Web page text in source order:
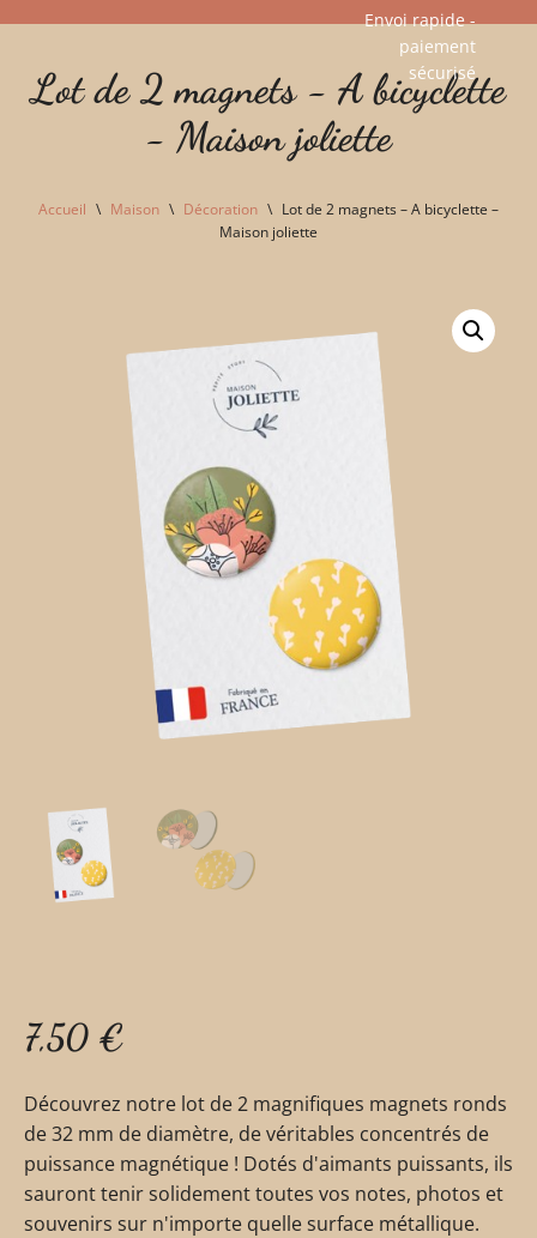
au
Envoi rapide -
paiement
sécurisé​
Lot de 2 magnets - A bicyclette
- Maison joliette
Accueil \ Maison \ Décoration \ Lot de 2 magnets – A bicyclette –
Maison joliette
7,50 €
Découvrez notre lot de 2 magnifiques magnets ronds
de 32 mm de diamètre, de véritables concentrés de
puissance magnétique ! Dotés d'aimants puissants, ils
sauront tenir solidement toutes vos notes, photos et
souvenirs sur n'importe quelle surface métallique.